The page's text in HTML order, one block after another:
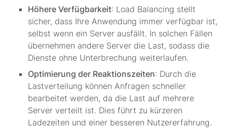
Höhere Verfügbarkeit: Load Balancing stellt
sicher, dass Ihre Anwendung immer verfügbar ist,
selbst wenn ein Server ausfällt. In solchen Fällen
übernehmen andere Server die Last, sodass die
Dienste ohne Unterbrechung weiterlaufen.
Optimierung der Reaktionszeiten: Durch die
Lastverteilung können Anfragen schneller
bearbeitet werden, da die Last auf mehrere
Server verteilt ist. Dies führt zu kürzeren
Ladezeiten und einer besseren Nutzererfahrung.